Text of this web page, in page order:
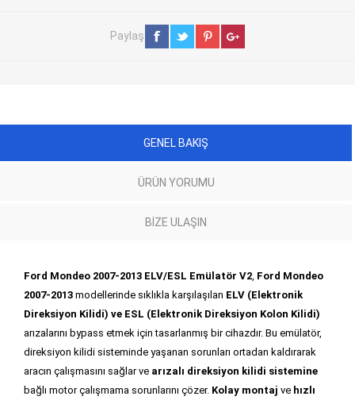
Paylaş
GENEL BAKIŞ
ÜRÜN YORUMU
BIZE ULAŞIN
Ford Mondeo 2007-2013 ELV/ESL Emülatör V2 Ford Mondeo
2007-2013 modellerinde sıklıkla karşılaşılan ELV (Elektronik
Direksiyon Kilidi) ve ESL (Elektronik Direksiyon Kolon Kilidi)
arızalarını bypass etmek için tasarlanmış bir cihazdır. Bu emülatör,
direksiyon kilidi sisteminde yaşanan sorunları ortadan kaldırarak
aracın çalışmasını sağlar ve arızalı direksiyon kilidi sistemine
bağlı motor çalışmama sorunlarını çözer. Kolay montaj ve hızlı